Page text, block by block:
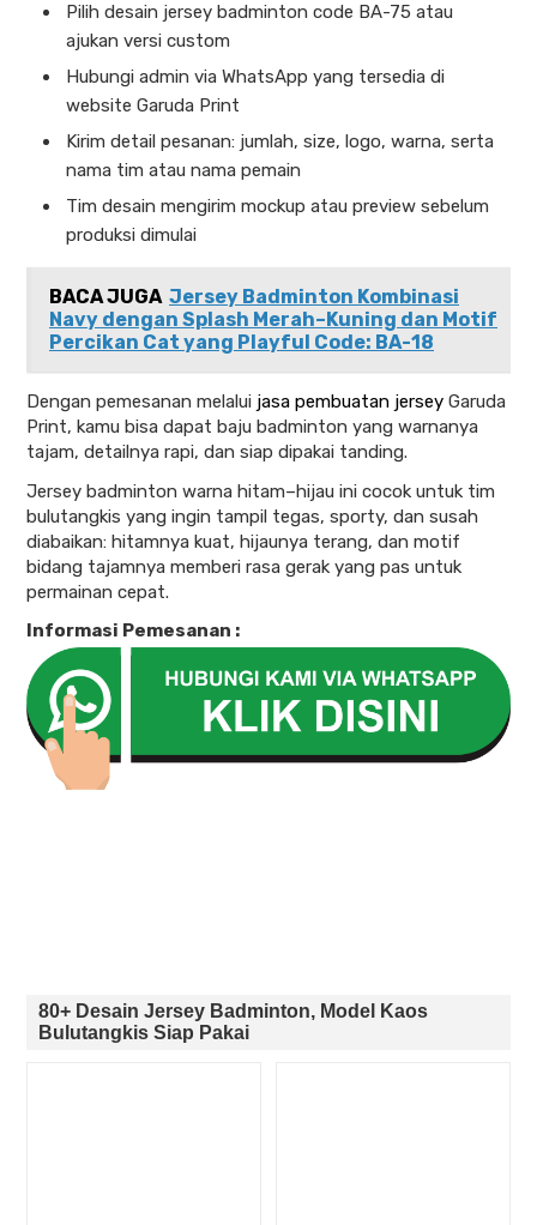
Pilih desain jersey badminton code BA-75 atau
ajukan versi custom
Hubungi admin via WhatsApp yang tersedia di
website Garuda Print
Kirim detail pesanan: jumlah, size, logo, warna, serta
nama tim atau nama pemain
Tim desain mengirim mockup atau preview sebelum
produksi dimulai
BACA JUGA Jersey Badminton Kombinasi
Navy dengan Splash Merah–Kuning dan Motif
Percikan Cat yang Playful Code: BA-18
Dengan pemesanan melalui jasa pembuatan jersey Garuda
Print, kamu bisa dapat baju badminton yang warnanya
tajam, detailnya rapi, dan siap dipakai tanding.
Jersey badminton warna hitam–hijau ini cocok untuk tim
bulutangkis yang ingin tampil tegas, sporty, dan susah
diabaikan: hitamnya kuat, hijaunya terang, dan motif
bidang tajamnya memberi rasa gerak yang pas untuk
permainan cepat.
Informasi Pemesanan :
80+ Desain Jersey Badminton, Model Kaos
Bulutangkis Siap Pakai